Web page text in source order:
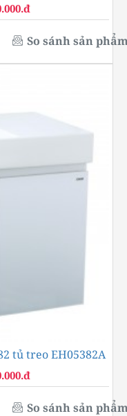
So sánh sản
-22%
tủ treo EH05382A
So sánh sản